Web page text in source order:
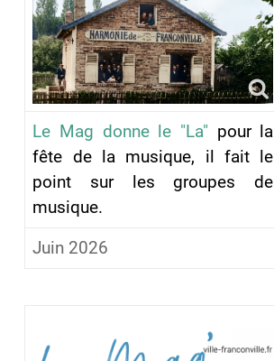
Le Mag donne le "La" pour la
fête de la musique, il fait le
point sur les groupes de
musique.
Juin 2026